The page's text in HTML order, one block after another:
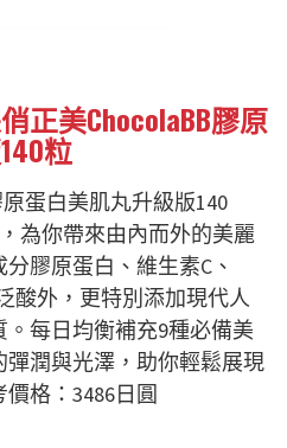
正美ChocolaBB膠原
粒
蛋白美肌丸升級版140
為你帶來由內而外的美麗
膠原蛋白、維生素C、
酸外，更特別添加現代人
每日均衡補充9種必備美
潤與光澤，助你輕鬆展現
格：3486日圓